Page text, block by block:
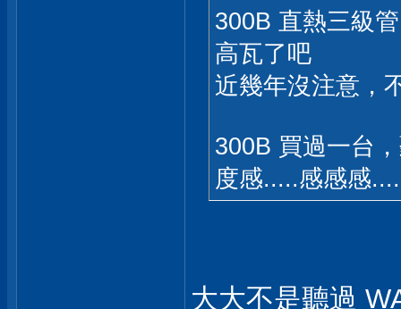
300B 直熱三級
高瓦了吧
近幾年沒注意，
300B 買過一台
度感.....感感感
大大不是聽過